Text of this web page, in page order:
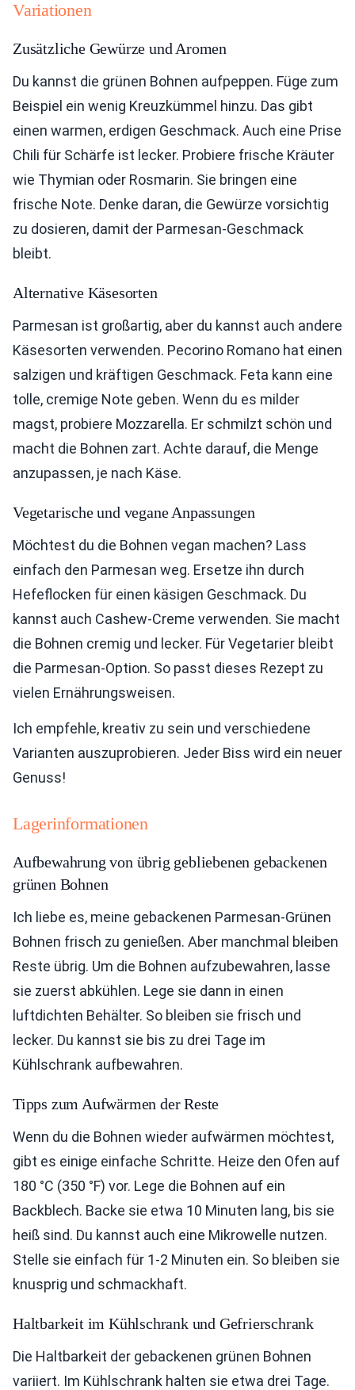
Variationen
Zusätzliche Gewürze und Aromen
Du kannst die grünen Bohnen aufpeppen. Füge zum
Beispiel ein wenig Kreuzkümmel hinzu. Das gibt
einen warmen, erdigen Geschmack. Auch eine Prise
Chili für Schärfe ist lecker. Probiere frische Kräuter
wie Thymian oder Rosmarin. Sie bringen eine
frische Note. Denke daran, die Gewürze vorsichtig
zu dosieren, damit der Parmesan-Geschmack
bleibt.
Alternative Käsesorten
Parmesan ist großartig, aber du kannst auch andere
Käsesorten verwenden. Pecorino Romano hat einen
salzigen und kräftigen Geschmack. Feta kann eine
tolle, cremige Note geben. Wenn du es milder
magst, probiere Mozzarella. Er schmilzt schön und
macht die Bohnen zart. Achte darauf, die Menge
anzupassen, je nach Käse.
Vegetarische und vegane Anpassungen
Möchtest du die Bohnen vegan machen? Lass
einfach den Parmesan weg. Ersetze ihn durch
Hefeflocken für einen käsigen Geschmack. Du
kannst auch Cashew-Creme verwenden. Sie macht
die Bohnen cremig und lecker. Für Vegetarier bleibt
die Parmesan-Option. So passt dieses Rezept zu
vielen Ernährungsweisen.
Ich empfehle, kreativ zu sein und verschiedene
Varianten auszuprobieren. Jeder Biss wird ein neuer
Genuss!
Lagerinformationen
Aufbewahrung von übrig gebliebenen gebackenen
grünen Bohnen
Ich liebe es, meine gebackenen Parmesan-Grünen
Bohnen frisch zu genießen. Aber manchmal bleiben
Reste übrig. Um die Bohnen aufzubewahren, lasse
sie zuerst abkühlen. Lege sie dann in einen
luftdichten Behälter. So bleiben sie frisch und
lecker. Du kannst sie bis zu drei Tage im
Kühlschrank aufbewahren.
Tipps zum Aufwärmen der Reste
Wenn du die Bohnen wieder aufwärmen möchtest,
gibt es einige einfache Schritte. Heize den Ofen auf
180 °C (350 °F) vor. Lege die Bohnen auf ein
Backblech. Backe sie etwa 10 Minuten lang, bis sie
heiß sind. Du kannst auch eine Mikrowelle nutzen.
Stelle sie einfach für 1-2 Minuten ein. So bleiben sie
knusprig und schmackhaft.
Haltbarkeit im Kühlschrank und Gefrierschrank
Die Haltbarkeit der gebackenen grünen Bohnen
variiert. Im Kühlschrank halten sie etwa drei Tage.